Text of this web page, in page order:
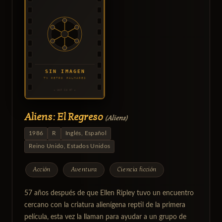
Aliens: El Regreso (Aliens)
1986 R Inglés, Español
Reino Unido, Estados Unidos
Acción Aventura Ciencia ficción
57 años después de que Ellen Ripley tuvo un encuentro
cercano con la criatura alienígena reptil de la primera
película, esta vez la llaman para ayudar a un grupo de